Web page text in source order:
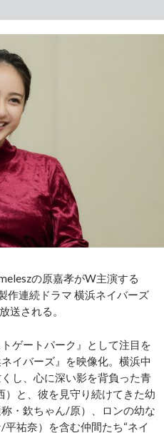
の原嘉孝がW主演する
作連続ドラマ 横浜ネイバーズ
送される。
ゲートパーク』として注目を
イバーズ』を映像化。横浜中
し、心に深い影を背負った青
と、彼を見守り続けてきた幼
・欽ちゃん/原）、ロンの幼な
祐奈）を含む仲間たち“ネイ